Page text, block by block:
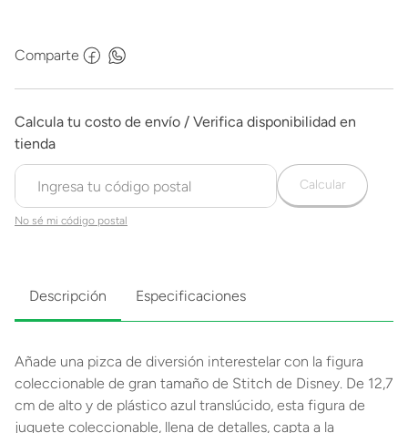
Comparte
No sé mi código postal
Calcular
Descripción Especificaciones
Añade una pizca de diversión interestelar con la figura
coleccionable de gran tamaño de Stitch de Disney. De 12,7
cm de alto y de plástico azul translúcido, esta figura de
juguete coleccionable, llena de detalles, capta a la